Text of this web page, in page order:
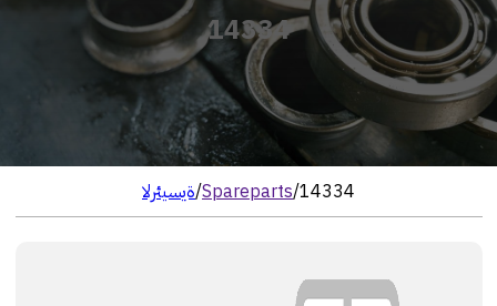
14334
الرئيسية/Spareparts/14334